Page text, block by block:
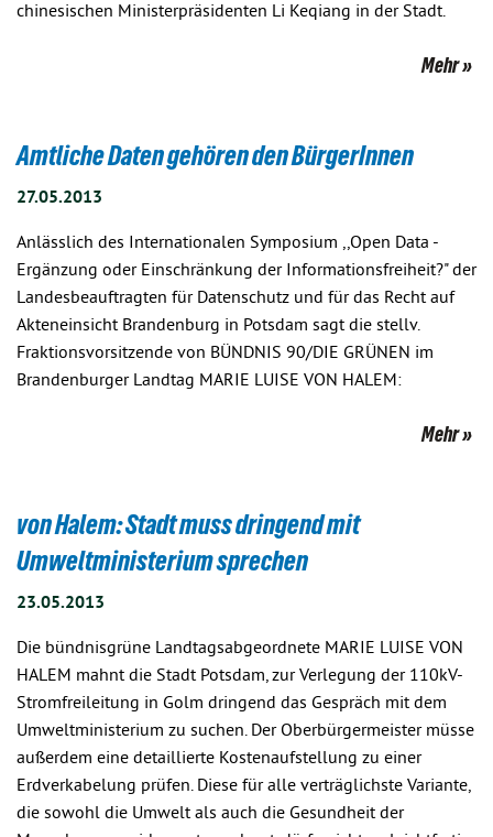
chinesischen Ministerpräsidenten Li Keqiang in der Stadt.
Mehr
Amtliche Daten gehören den BürgerInnen
27.05.2013
Anlässlich des Internationalen Symposium ,,Open Data -
Ergänzung oder Einschränkung der Informationsfreiheit?" der
Landesbeauftragten für Datenschutz und für das Recht auf
Akteneinsicht Brandenburg in Potsdam sagt die stellv.
Fraktionsvorsitzende von BÜNDNIS 90/DIE GRÜNEN im
Brandenburger Landtag MARIE LUISE VON HALEM:
Mehr
von Halem: Stadt muss dringend mit
Umweltministerium sprechen
23.05.2013
Die bündnisgrüne Landtagsabgeordnete MARIE LUISE VON
HALEM mahnt die Stadt Potsdam, zur Verlegung der 110kV-
Stromfreileitung in Golm dringend das Gespräch mit dem
Umweltministerium zu suchen. Der Oberbürgermeister müsse
außerdem eine detaillierte Kostenaufstellung zu einer
Erdverkabelung prüfen. Diese für alle verträglichste Variante,
die sowohl die Umwelt als auch die Gesundheit der